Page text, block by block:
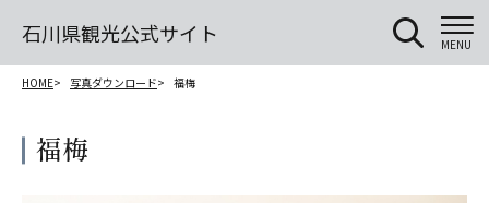
石川県観光公式サイト MENU
HOME 写真ダウンロード 福梅
福梅